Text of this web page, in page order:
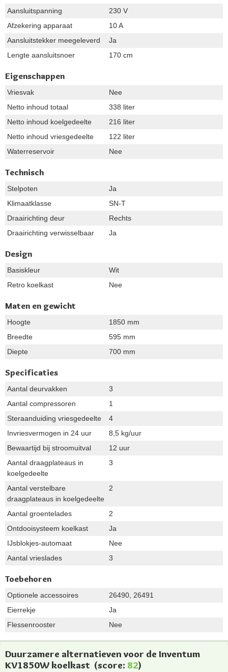
Aansluitspanning
230 V
Afzekering apparaat
10 A
Aansluitstekker meegeleverd
Ja
Lengte aansluitsnoer
170 cm
Eigenschappen
Vriesvak
Nee
Netto inhoud totaal
338 liter
Netto inhoud koelgedeelte
216 liter
Netto inhoud vriesgedeelte
122 liter
Waterreservoir
Nee
Technisch
Stelpoten
Ja
Klimaatklasse
SN-T
Draairichting deur
Rechts
Draairichting verwisselbaar
Ja
Design
Basiskleur
Wit
Retro koelkast
Nee
Maten en gewicht
Hoogte
1850 mm
Breedte
595 mm
Diepte
700 mm
Specificaties
Aantal deurvakken
3
Aantal compressoren
1
Steraanduiding vriesgedeelte
4
Invriesvermogen in 24 uur
8,5 kg/uur
Bewaartijd bij stroomuitval
12 uur
Aantal draagplateaus in
koelgedeelte
3
Aantal verstelbare
draagplateaus in koelgedeelte
2
Aantal groentelades
2
Ontdooisysteem koelkast
Ja
IJsblokjes-automaat
Nee
Aantal vrieslades
3
Toebehoren
Optionele accessoires
26490, 26491
Eierrekje
Ja
Flessenrooster
Nee
Duurzamere alternatieven voor de Inventum
KV1850W koelkast (score: 82)